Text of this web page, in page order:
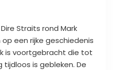
Straits rond Mark
een rijke geschiedenis
is voortgebracht die tot
is gebleken. De